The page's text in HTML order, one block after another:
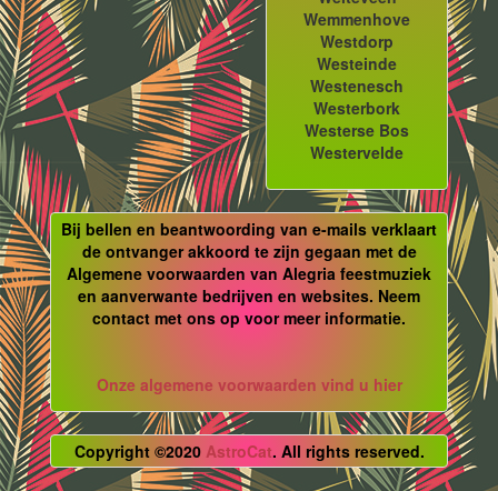
Wemmenhove
Westdorp
Westeinde
Westenesch
Westerbork
Westerse Bos
Westervelde
Bij bellen en beantwoording van e-mails verklaart
de ontvanger akkoord te zijn gegaan met de
Algemene voorwaarden van Alegria feestmuziek
en aanverwante bedrijven en websites. Neem
contact met ons op voor meer informatie.
Onze algemene voorwaarden vind u hier
Copyright ©2020 AstroCat. All rights reserved.